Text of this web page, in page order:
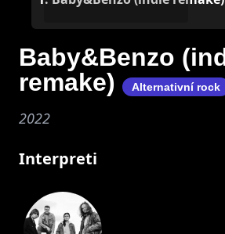
Baby&Benzo
remake)
Alternativní rock
2022
Interpreti